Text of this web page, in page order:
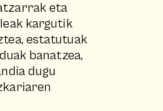
eta
kargutik
estatutuak
banatzea,
dugu